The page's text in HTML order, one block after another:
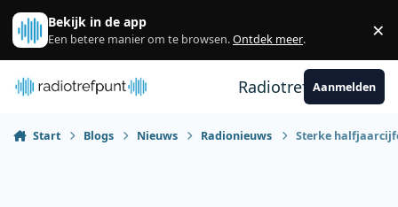
Spring naar bijdragen
Bekijk in de app
Een betere manier om te browsen.Ontdek meer. ×
RadiotrefpuntAanmelden
Start Blogs Nieuws Radionieuws Sterke